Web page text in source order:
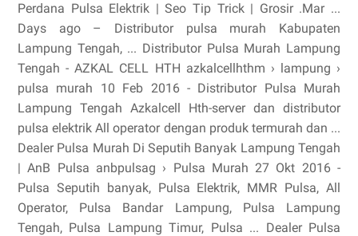
Perdana Pulsa Elektrik | Seo Tip Trick | Grosir .Mar ...
Days ago – Distributor pulsa murah Kabupaten
Lampung Tengah, ... Distributor Pulsa Murah Lampung
Tengah - AZKAL CELL HTH azkalcellhthm › lampung ›
pulsa murah 10 Feb 2016 - Distributor Pulsa Murah
Lampung Tengah Azkalcell Hth-server dan distributor
pulsa elektrik All operator dengan produk termurah dan ...
Dealer Pulsa Murah Di Seputih Banyak Lampung Tengah
| AnB Pulsa anbpulsag › Pulsa Murah 27 Okt 2016 -
Pulsa Seputih banyak, Pulsa Elektrik, MMR Pulsa, All
Operator, Pulsa Bandar Lampung, Pulsa Lampung
Tengah, Pulsa Lampung Timur, Pulsa ... Dealer Pulsa